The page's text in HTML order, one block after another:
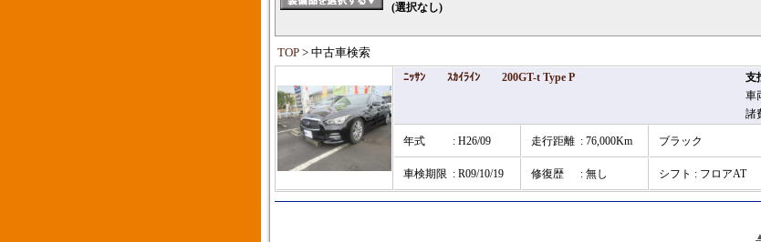
(選択なし)
TOP > 中古車検索
ﾆｯｻﾝ ｽｶｲﾗｲﾝ 200GT-t Type P
支
車
諸
年式 : H26/09 走行距離 : 76,000Km ブラック
車検期限 : R09/10/19 修復歴 : 無し シフト : フロアAT